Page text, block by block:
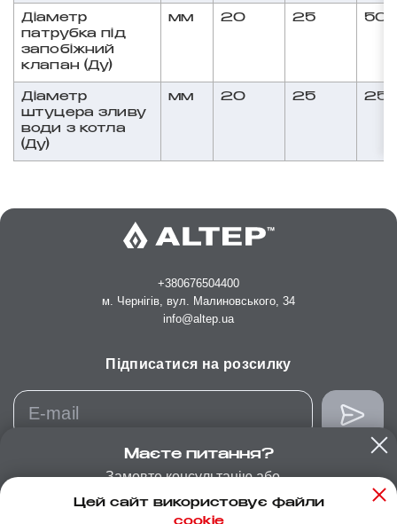
Діаметр
патрубка під
запобіжний
клапан (Ду)
мм 20 25
Діаметр
штуцера зливу
води з котла
(Ду)
мм 20 25 25
Маєте питання?
Замовте консультацію або
зателефонуйте нам:
+380676504400
м. Чернігів, вул. Малиновського, 34
info@altep.ua
Підписатися на розсилку
Цей сайт використовує файли